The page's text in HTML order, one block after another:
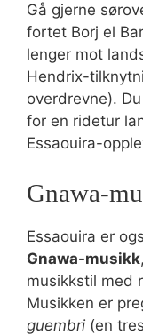
Gå gjerne
fortet Borj el
lenger mot
Hendrix-
overdrevne).
for en ridetur
Essaouira-
Gnawa-
Essaouira er
Gnawa-musikk
musikkstil med
Musikken er
guembri (en